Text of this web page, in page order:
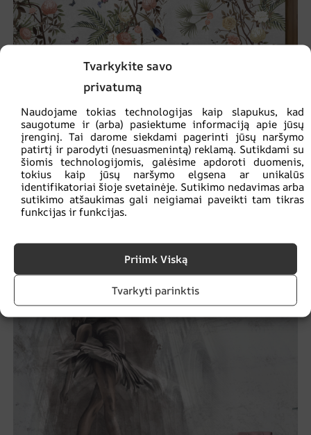
Tvarkykite savo
privatumą
Naudojame tokias technologijas kaip slapukus, kad
saugotume ir (arba) pasiektume informaciją apie jūsų
įrenginį. Tai darome siekdami pagerinti jūsų naršymo
patirtį ir parodyti (nesuasmenintą) reklamą. Sutikdami su
šiomis technologijomis, galėsime apdoroti duomenis,
tokius kaip jūsų naršymo elgsena ar unikalūs
identifikatoriai šioje svetainėje. Sutikimo nedavimas arba
sutikimo atšaukimas gali neigiamai paveikti tam tikras
funkcijas ir funkcijas.
Priimk Viską
Tvarkyti parinktis
Egzotiškas sodas tapetai
€19.87 €14.90